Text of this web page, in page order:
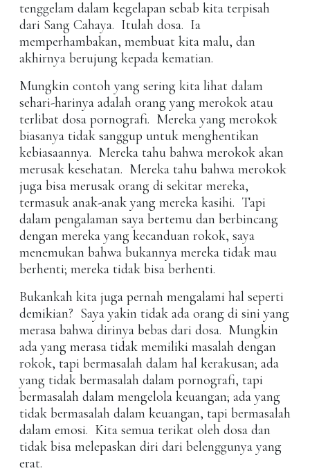
tenggelam dalam kegelapan sebab kita terpisah
dari Sang Cahaya. Itulah dosa. Ia
memperhambakan, membuat kita malu, dan
akhirnya berujung kepada kematian.
Mungkin contoh yang sering kita lihat dalam
sehari-harinya adalah orang yang merokok atau
terlibat dosa pornografi. Mereka yang merokok
biasanya tidak sanggup untuk menghentikan
kebiasaannya. Mereka tahu bahwa merokok akan
merusak kesehatan. Mereka tahu bahwa merokok
juga bisa merusak orang di sekitar mereka,
termasuk anak-anak yang mereka kasihi. Tapi
dalam pengalaman saya bertemu dan berbincang
dengan mereka yang kecanduan rokok, saya
menemukan bahwa bukannya mereka tidak mau
berhenti; mereka tidak bisa berhenti.
Bukankah kita juga pernah mengalami hal seperti
demikian? Saya yakin tidak ada orang di sini yang
merasa bahwa dirinya bebas dari dosa. Mungkin
ada yang merasa tidak memiliki masalah dengan
rokok, tapi bermasalah dalam hal kerakusan; ada
yang tidak bermasalah dalam pornografi, tapi
bermasalah dalam mengelola keuangan; ada yang
tidak bermasalah dalam keuangan, tapi bermasalah
dalam emosi. Kita semua terikat oleh dosa dan
tidak bisa melepaskan diri dari belenggunya yang
erat.